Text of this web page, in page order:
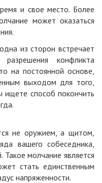
и свое место. Более
может оказаться
из сторон встречает
конфликта
на постоянной основе,
выходом для того,
ищете способ покончить
не оружием, а щитом,
вашего собеседника,
Такое молчание является
стать единственным
напряженности.